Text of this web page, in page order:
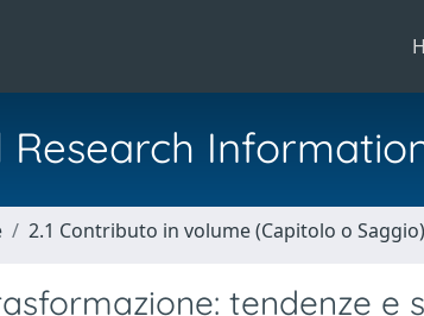
Research
2.1 Contributo in volume (Capitolo o Saggio)
tendenze e